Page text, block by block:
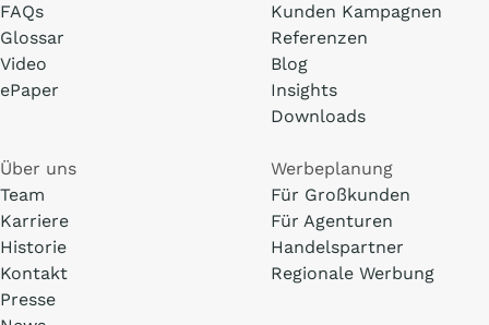
FAQs
Glossar
Video
ePaper
Kunden Kampagnen
Referenzen
Blog
Insights
Downloads
Über uns
Team
Karriere
Historie
Kontakt
Presse
Werbeplanung
Für Großkunden
Für Agenturen
Handelspartner
Regionale Werbung